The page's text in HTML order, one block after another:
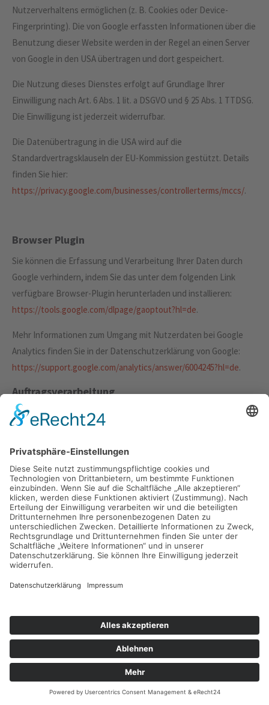
Nutzerverhaltens ermöglichen (z. B. Cookies oder Device-
Fingerprinting). Die von Google erfassten Informationen über die
Benutzung dieser Website werden in der Regel an einen Server
von Google in den USA übertragen und dort gespeichert.
Die Nutzung dieses Dienstes erfolgt auf Grundlage Ihrer
Einwilligung nach Art. 6 Abs. 1 lit. a DSGVO und § 25 Abs. 1 TTDSG.
Die Einwilligung ist jederzeit widerrufbar.
Die Datenübertragung in die USA wird auf die
Standardvertragsklauseln der EU-Kommission gestützt. Details
finden Sie hier:
https://privacy.google.com/businesses/controllerterms/mccs/.
Browser Plugin
Sie können die Erfassung und Verarbeitung Ihrer Daten durch
Google verhindern, indem Sie das unter dem folgenden Link
verfügbare Browser-Plugin herunterladen und installieren:
https://tools.google.com/dlpage/gaoptout?hl=de.
Mehr Informationen zum Umgang mit Nutzerdaten bei Google
Analytics finden Sie in der Datenschutzerklärung von Google:
https://support.google.com/analytics/answer/6004245?hl=de.
Auftragsverarbeitung
Wir haben mit Google einen Vertrag zur Auftragsverarbeitung
abgeschlossen und setzen die strengen Vorgaben der
deutschen Datenschutzbehörden bei der Nutzung von Google
6. Plugins und Tools
YouTube mit erweitertem Datenschutz
Diese Website bindet Videos der Website YouTube ein. Betreiber
der Seiten ist die Google Ireland Limited („Google“), Gordon
House, Barrow Street, Dublin 4, Irland.
Wir nutzen YouTube im erweiterten Datenschutzmodus. Dieser
über die Besucher auf dieser Website speichert, bevor diese sich
das Video ansehen. Die Weitergabe von Daten an YouTube-
Partner wird durch den erweiterten Datenschutzmodus
hingegen nicht zwingend ausgeschlossen. So stellt YouTube –
unabhängig davon, ob Sie sich ein Video ansehen – eine